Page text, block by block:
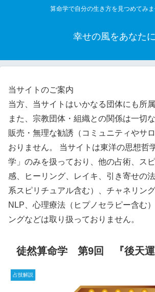
算命学で自分の生き方を見つめてみま
幸せの風をあなたに
当サイトのご案内
当方、当サイトはいかなる団体にも所
また、宗教団体・組織との関係は一切
販売・無理な勧誘（コミュニティやサ
おりません。 当サイトは東洋の思想哲
学」のみを扱っており、他の占術、ス
感、ヒーリング、レイキ、引き寄せの
系スピリチュアル含む）、チャネリン
NLP、心理療法（ヒプノセラピー含む
ングなどは取り扱っておりません。
徒然算命学 第9回 『後天運
占技解説